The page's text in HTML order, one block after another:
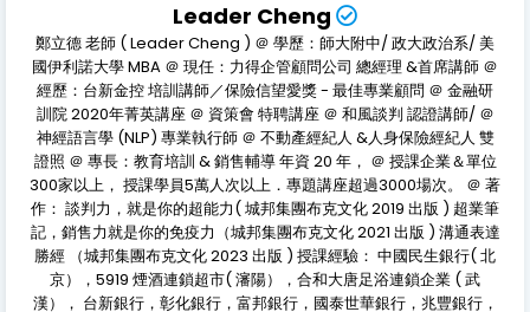
Leader Cheng
鄭立德 老師 ( Leader Cheng ) ＠ 學歷：師大附中/ 政大政治系/ 美
國伊利諾大學 MBA ＠ 現任：力得企管顧問公司 總經理 &首席講師 ＠
經歷：台新金控 培訓講師／保險信望愛獎 - 最佳專業顧問 ＠ 金融研
訓院 2020年菁英講座 ＠ 資策會 特聘講座 ＠ 和風談判 認證講師/ ＠
神經語言學 (NLP) 專業執行師 ＠ 不動產經紀人 &人身保險經紀人 雙
證照 ＠ 專長：教育培訓 & 銷售輔導 年資 20 年， ＠ 授課企業＆單位
300家以上， 授課學員5萬人次以上．專題講座超過3000場次。 ＠ 著
作： 談判力，就是你的超能力( 城邦集團布克文化 2019 出版 ) 超業筆
記，銷售力就是你的免疫力（城邦集團布克文化 2021 出版 ) 溝通表達
勝經 （城邦集團布克文化 2023 出版 ) 授課經驗： 中國民生銀行( 北
京），5919 煙酒連鎖超市( 瀋陽），合和大唐足浴連鎖企業 ( 武
漢）， 台新銀行，彰化銀行，富邦銀行，國泰世華銀行，兆豐銀行，